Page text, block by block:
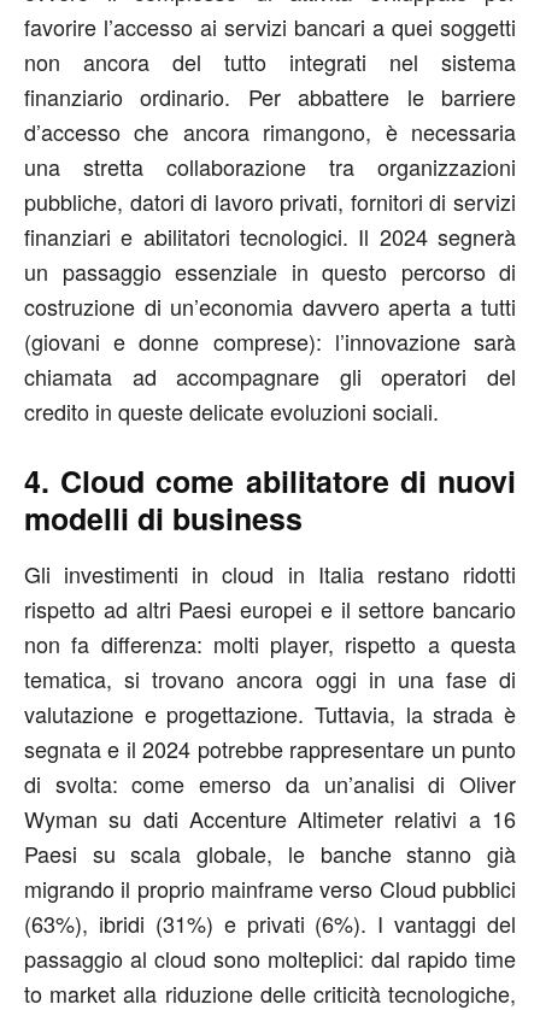
favorire l’accesso ai servizi bancari a quei soggetti
non ancora del tutto integrati nel sistema
finanziario ordinario. Per abbattere le barriere
d’accesso che ancora rimangono, è necessaria
una stretta collaborazione tra organizzazioni
pubbliche, datori di lavoro privati, fornitori di servizi
finanziari e abilitatori tecnologici. Il 2024 segnerà
un passaggio essenziale in questo percorso di
costruzione di un’economia davvero aperta a tutti
(giovani e donne comprese): l’innovazione sarà
chiamata ad accompagnare gli operatori del
credito in queste delicate evoluzioni sociali.
4. Cloud come abilitatore di nuovi
modelli di business
Gli investimenti in cloud in Italia restano ridotti
rispetto ad altri Paesi europei e il settore bancario
non fa differenza: molti player, rispetto a questa
tematica, si trovano ancora oggi in una fase di
valutazione e progettazione. Tuttavia, la strada è
segnata e il 2024 potrebbe rappresentare un punto
di svolta: come emerso da un’analisi di Oliver
Wyman su dati Accenture Altimeter relativi a 16
Paesi su scala globale, le banche stanno già
migrando il proprio mainframe verso Cloud pubblici
(63%), ibridi (31%) e privati (6%). I vantaggi del
passaggio al cloud sono molteplici: dal rapido time
to market alla riduzione delle criticità tecnologiche,